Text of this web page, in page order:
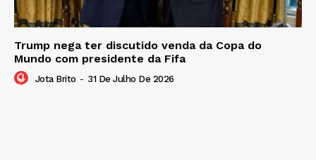
Trump nega ter discutido venda da Copa do
Mundo com presidente da Fifa
Jota Brito - 31 De Julho De 2026